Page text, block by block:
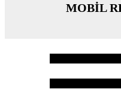
MOBİL